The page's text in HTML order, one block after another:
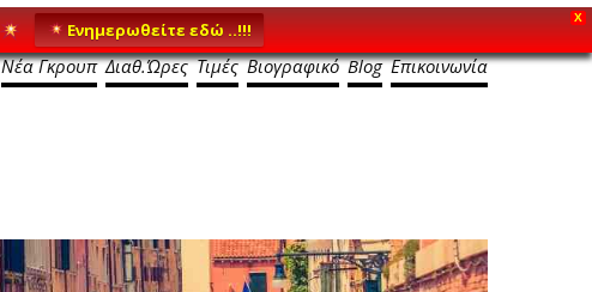
X
Ενημερωθείτε εδώ ..!!!
Νέα Γκρουπ Διαθ.Ώρες Τιμές Βιογραφικό Blog Επικοινωνία